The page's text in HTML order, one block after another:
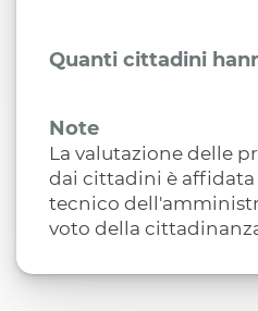
Quanti cittadini
Note
La valutazione delle
dai cittadini è affidata
tecnico
voto della